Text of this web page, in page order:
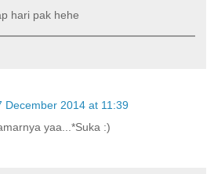
hari pak hehe
December 2014 at 11:39
yaa...*Suka :)